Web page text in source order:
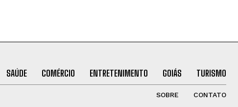
SAÚDE COMÉRCIO ENTRETENIMENTO GOIÁS TURISMO
SOBRE CONTATO